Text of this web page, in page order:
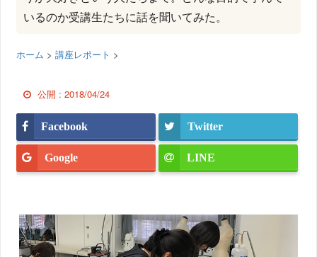
いるのか受講生たちに話を聞いてみた。
ホーム >講座レポート >
公開 :2018/04/24
Facebook Twitter
Google LINE